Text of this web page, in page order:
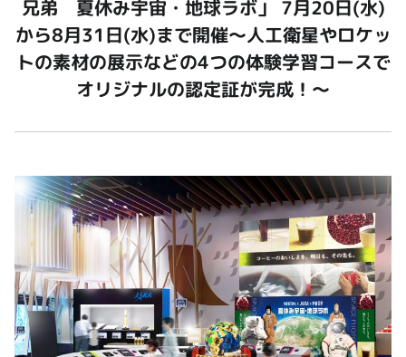
兄弟 夏休み宇宙・地球ラボ」 7月20日(水)
から8月31日(水)まで開催～人工衛星やロケッ
トの素材の展示などの4つの体験学習コースで
オリジナルの認定証が完成！～